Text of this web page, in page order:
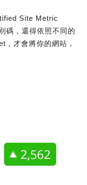
Site Metric
碼，還得依照不同的
才會將你的網站，